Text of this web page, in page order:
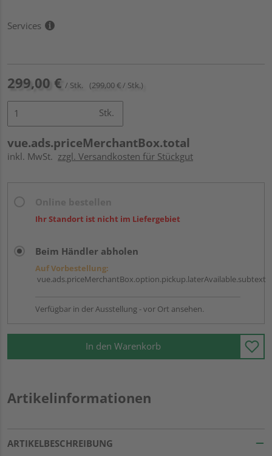
Services
299,00 € / Stk. (299,00 € / Stk.)
Stk.
vue.ads.priceMerchantBox.total
inkl. MwSt. zzgl. Versandkosten für Stückgut
Ihr Standort ist nicht im Liefergebiet
Beim Händler abholen
Auf Vorbestellung:
vue.ads.priceMerchantBox.option.pickup.laterAvailable.subtext
Verfügbar in der Ausstellung - vor Ort ansehen.
In den Warenkorb
Artikelinformationen
ARTIKELBESCHREIBUNG